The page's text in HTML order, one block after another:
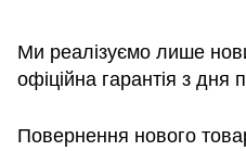
Ми реалізуємо лише
офіційна гарантія з дня
Повернення нового